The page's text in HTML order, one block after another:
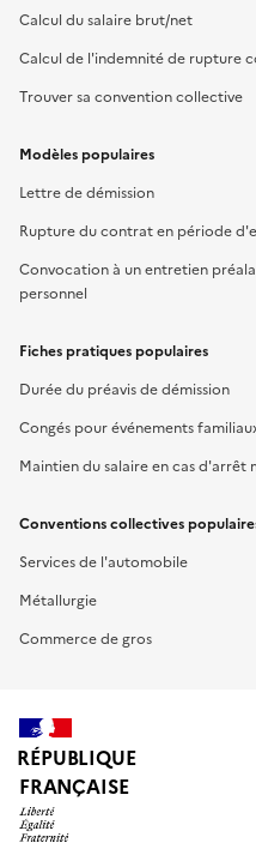
Calcul du salaire brut/net
Calcul de l'indemnité de rupture
Trouver sa convention collective
Modèles populaires
Lettre de démission
Rupture du contrat en période
Convocation à un entretien
personnel
Fiches pratiques populaires
Durée du préavis de démission
Congés pour événements
Maintien du salaire en cas d'arrêt
Conventions collectives
Services de l'automobile
Métallurgie
Commerce de gros
RÉPUBLIQUE
FRANÇAISE